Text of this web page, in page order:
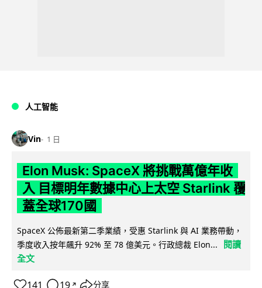
人工智能
Vin 1 日
Elon Musk: SpaceX 將挑戰萬億年收
入 目標明年數據中心上太空 Starlink 覆
蓋全球170國
SpaceX 公佈最新第二季業績，受惠 Starlink 與 AI 業務帶動，
季度收入按年飆升 92% 至 78 億美元。行政總裁 Elon...
閱讀
全文
141 19 ↗ 分享